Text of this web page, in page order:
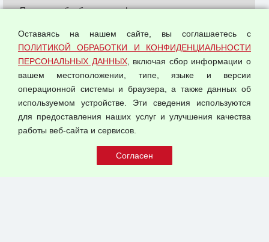
© 2026 ООО "Феникс"
Политика обработки и конфиденциальности
Согласием на обработку персональных данных
Оферта оптовой купли-продажи
Публичная оферта
Оставаясь на нашем сайте, вы соглашаетесь с
ПОЛИТИКОЙ ОБРАБОТКИ И КОНФИДЕНЦИАЛЬНОСТИ
ПЕРСОНАЛЬНЫХ ДАННЫХ, включая сбор информации о
вашем местоположении, типе, языке и версии
операционной системы и браузера, а также данных об
используемом устройстве. Эти сведения используются
для предоставления наших услуг и улучшения качества
работы веб-сайта и сервисов.